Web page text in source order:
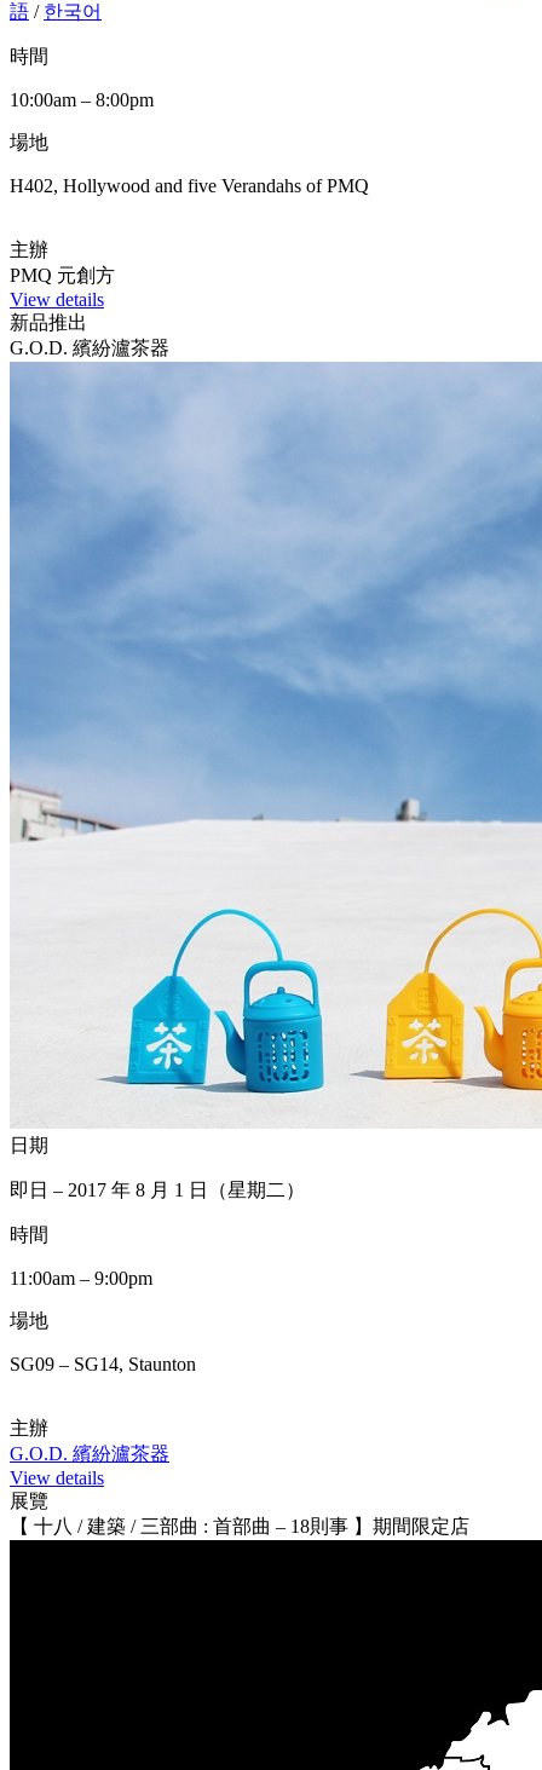
語 / 한국어
時間
10:00am – 8:00pm
場地
H402, Hollywood and five Verandahs of PMQ
主辦
PMQ 元創方
View details
新品推出
G.O.D. 繽紛瀘茶器
日期
即日 – 2017 年 8 月 1 日（星期二）
時間
11:00am – 9:00pm
場地
SG09 – SG14, Staunton
主辦
G.O.D. 繽紛瀘茶器
View details
展覽
【 十八 / 建築 / 三部曲 : 首部曲 – 18則事 】期間限定店